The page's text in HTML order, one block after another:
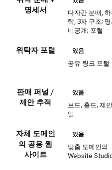
명세서
다자간 분배, 하
탁, 3자 구조;
비공개; 포털
위탁자 포털 있음
공유 링크 포털
판매 퍼널 /
제안 추적
있음
보드, 홀드, 제
일
자체 도메인
의 공용 웹
사이트
있음
맞춤 도메인의
Website